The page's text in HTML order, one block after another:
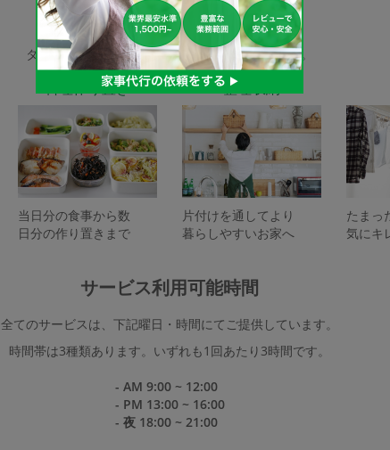
家事代行サービスの種類
タスカジで依頼できるサービスは下記となります。
料理作り置き
当日分の食事から数
日分の作り置きまで
整理収納
片付けを通してより
暮らしやすいお家へ
たまっ
気にキ
サービス利用可能時間
全てのサービスは、下記曜日・時間にてご提供しています。
時間帯は3種類あります。いずれも1回あたり3時間です。
- AM 9:00 ~ 12:00
- PM 13:00 ~ 16:00
- 夜 18:00 ~ 21:00